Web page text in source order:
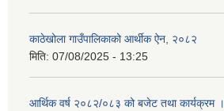
काठेखोला गाउँपालिकाको आर्थीक ऐन, २०८२
मिति: 07/08/2025 - 13:25
आर्थिक वर्ष २०८२/०८३ को बजेट तथा कार्यक्रम ।